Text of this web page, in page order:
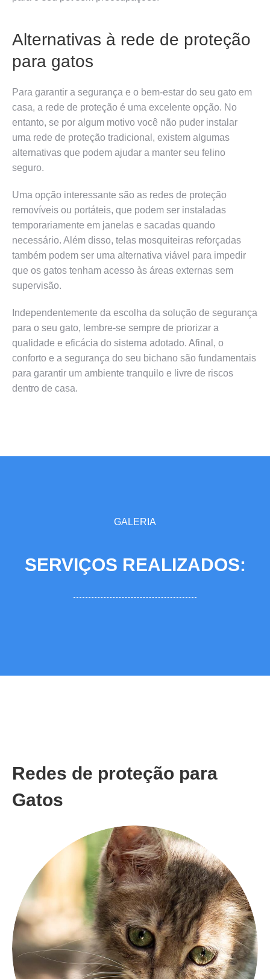
Alternativas à rede de proteção
para gatos
Para garantir a segurança e o bem-estar do seu gato em
casa, a rede de proteção é uma excelente opção. No
entanto, se por algum motivo você não puder instalar
uma rede de proteção tradicional, existem algumas
alternativas que podem ajudar a manter seu felino
seguro.
Uma opção interessante são as redes de proteção
removíveis ou portáteis, que podem ser instaladas
temporariamente em janelas e sacadas quando
necessário. Além disso, telas mosquiteiras reforçadas
também podem ser uma alternativa viável para impedir
que os gatos tenham acesso às áreas externas sem
supervisão.
Independentemente da escolha da solução de segurança
para o seu gato, lembre-se sempre de priorizar a
qualidade e eficácia do sistema adotado. Afinal, o
conforto e a segurança do seu bichano são fundamentais
para garantir um ambiente tranquilo e livre de riscos
dentro de casa.
GALERIA
SERVIÇOS REALIZADOS:
Redes de proteção para
Gatos